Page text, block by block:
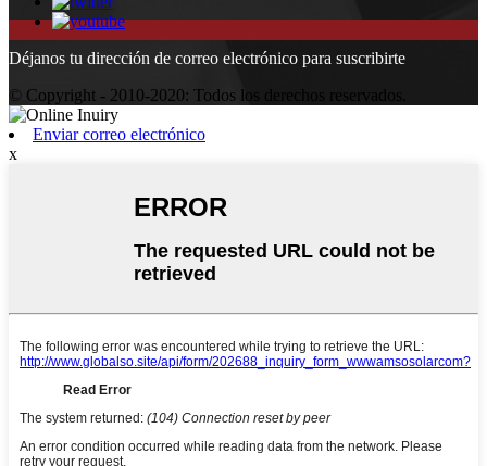
Déjanos tu dirección de correo electrónico para suscribirte
© Copyright - 2010-2020: Todos los derechos reservados.
Enviar correo electrónico
x